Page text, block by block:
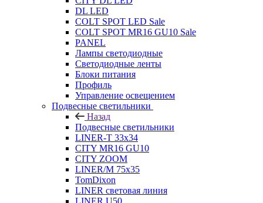
DL LED
COLT SPOT LED Sale
COLT SPOT MR16 GU10 Sale
PANEL
Лампы светодиодные
Светодиодные ленты
Блоки питания
Профиль
Управление освещением
Подвесные светильники
Назад
Подвесные светильники
LINER-T 33x34
CITY MR16 GU10
CITY ZOOM
LINER/M 75х35
TomDixon
LINER световая линия
LINER U50